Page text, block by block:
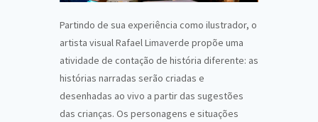
Partindo de sua experiência como ilustrador, o
artista visual Rafael Limaverde propõe uma
atividade de contação de história diferente: as
histórias narradas serão criadas e
desenhadas ao vivo a partir das sugestões
das crianças. Os personagens e situações